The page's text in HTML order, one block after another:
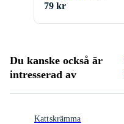
79 kr
Du kanske också är
intresserad av
Kattskrämma